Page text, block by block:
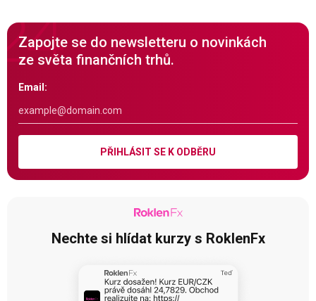
Zapojte se do newsletteru o novinkách
ze světa finančních trhů.
Email:
PŘIHLÁSIT SE K ODBĚRU
Nechte si hlídat kurzy s RoklenFx